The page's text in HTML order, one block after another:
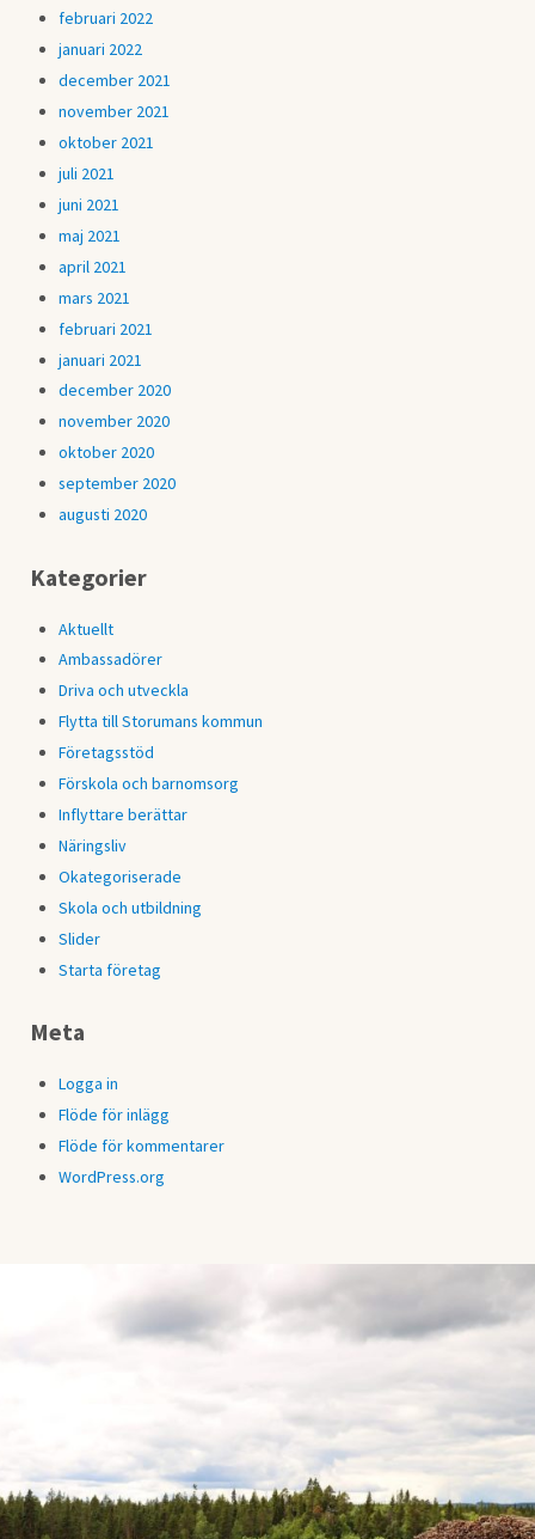
februari 2022
januari 2022
december 2021
november 2021
oktober 2021
juli 2021
juni 2021
maj 2021
april 2021
mars 2021
februari 2021
januari 2021
december 2020
november 2020
oktober 2020
september 2020
augusti 2020
Kategorier
Aktuellt
Ambassadörer
Driva och utveckla
Flytta till Storumans kommun
Företagsstöd
Förskola och barnomsorg
Inflyttare berättar
Näringsliv
Okategoriserade
Skola och utbildning
Slider
Starta företag
Meta
Logga in
Flöde för inlägg
Flöde för kommentarer
WordPress.org